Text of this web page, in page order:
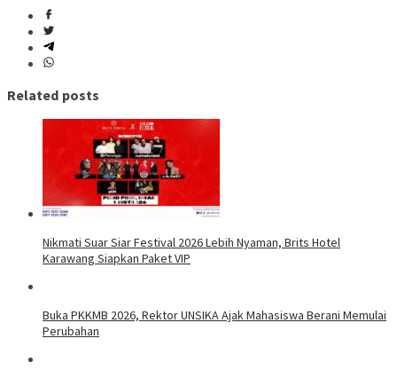
Related posts
Nikmati Suar Siar Festival 2026 Lebih Nyaman, Brits Hotel
Karawang Siapkan Paket VIP
Buka PKKMB 2026, Rektor UNSIKA Ajak Mahasiswa Berani Memulai
Perubahan